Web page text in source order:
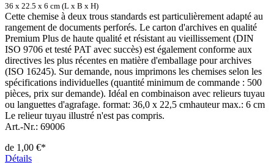
36 x 22.5 x 6 cm (L x B x H)
Cette chemise à deux trous standards est particulièrement adapté au
rangement de documents perforés. Le carton d'archives en qualité
Premium Plus de haute qualité et résistant au vieillissement (DIN
ISO 9706 et testé PAT avec succès) est également conforme aux
directives les plus récentes en matière d'emballage pour archives
(ISO 16245). Sur demande, nous imprimons les chemises selon les
spécifications individuelles (quantité minimum de commande : 500
pièces, prix sur demande). Idéal en combinaison avec relieurs tuyau
ou languettes d'agrafage. format: 36,0 x 22,5 cmhauteur max.: 6 cm
Le relieur tuyau illustré n'est pas compris.
Art.-Nr.: 69006
de 1,00 €*
Détails